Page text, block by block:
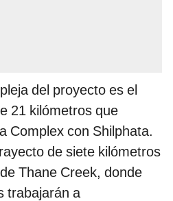
del proyecto es el
21 kilómetros que
Complex con Shilphata.
de siete kilómetros
Thane Creek, donde
trabajarán a